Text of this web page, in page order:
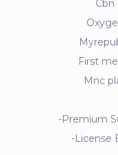
Cbn
First
Mnc
-Premium
-License